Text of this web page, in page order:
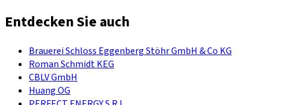
Entdecken Sie auch
Brauerei Schloss Eggenberg Stöhr GmbH & Co KG
Roman Schmidt KEG
CBLV GmbH
Huang OG